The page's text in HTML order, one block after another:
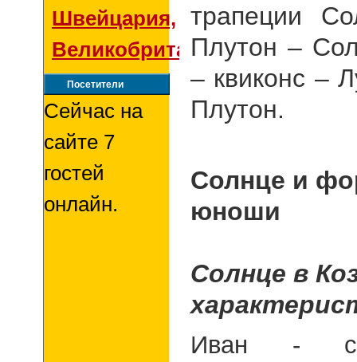
Швейцария,
Великобритания
Посетители
Сейчас на
сайте 7
гостей
онлайн.
трапеции
Плутон –
– квиконс –
Плутон.
Солнце и
юноши
Солнце в
Иван -